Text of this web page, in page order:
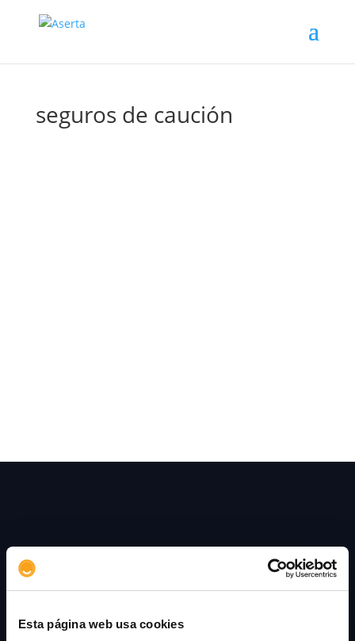
Esta página web usa cookies
seguros de caución